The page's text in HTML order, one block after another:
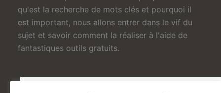
qu'est la recherche de mots clés et pourquoi il
est important, nous allons entrer dans le vif du
sujet et savoir comment la réaliser à l'aide de
fantastiques outils gratuits.